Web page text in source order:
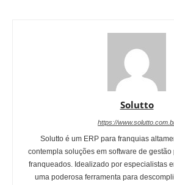
Solutto
https://
Solutto é um ERP para franquias
contempla soluções em software de
franqueados. Idealizado por especialistas
uma poderosa ferramenta para